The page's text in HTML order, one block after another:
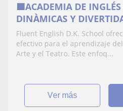
🟪ACADEMIA DE INGLÉS
DINÀMICAS Y
EDADES
Fluent English D.K. School
efectivo para el aprendizaje
Arte y el Teatro. Este enfoq...
ver más